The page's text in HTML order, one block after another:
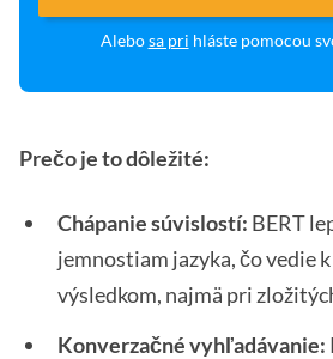
Alebosa pri hláste pomocou
Prečo je to dôležité:
Chápanie súvislostí: BERT
jemnostiam jazyka, čo vedie
výsledkom, najmä pri
Konverzačné vyhľadávanie: